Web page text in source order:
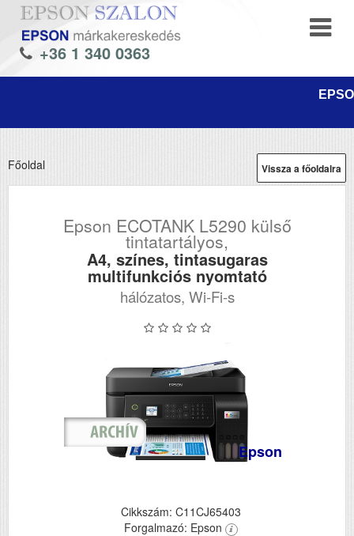
+36 1 340 0363
Vissza a főoldalra
Főoldal
Epson ECOTANK L5290 külső
tintatartályos,
A4, színes, tintasugaras
multifunkciós nyomtató
hálózatos, Wi-Fi-s
Epson
Cikkszám: C11CJ65403
Forgalmazó: Epson